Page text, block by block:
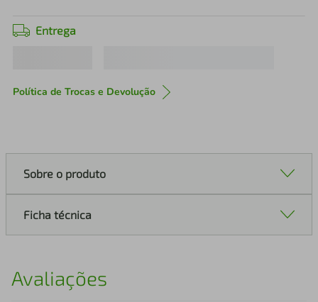
Entrega
Política de Trocas e Devolução
Sobre o produto
Ficha técnica
Avaliações